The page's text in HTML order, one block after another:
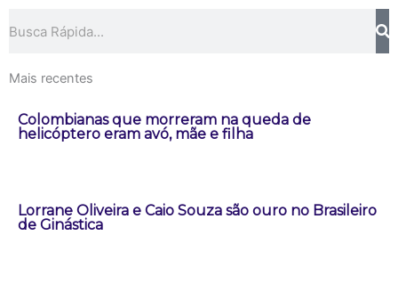
Mais recentes
Colombianas que morreram na queda de
helicóptero eram avó, mãe e filha
Lorrane Oliveira e Caio Souza são ouro no Brasileiro
de Ginástica